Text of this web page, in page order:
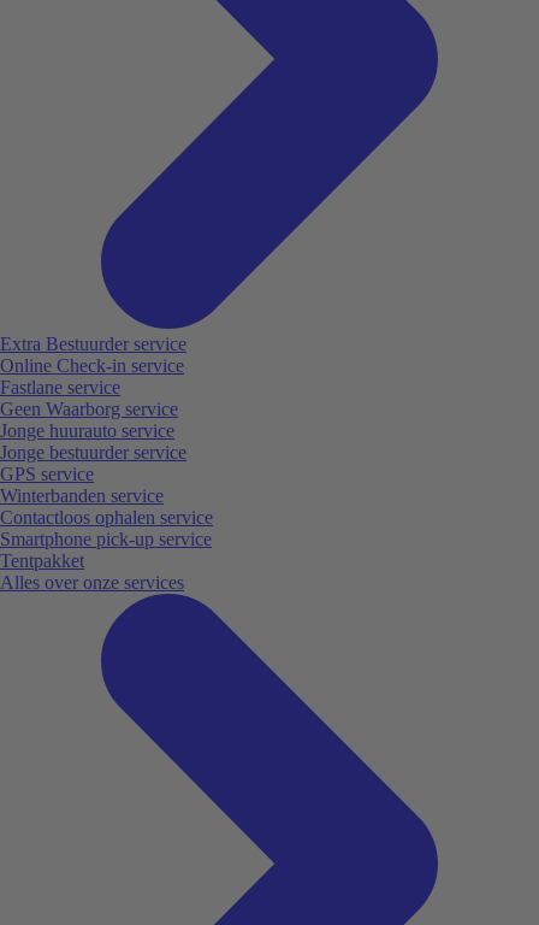
Extra Bestuurder service
Online Check-in service
Fastlane service
Geen Waarborg service
Jonge huurauto service
Jonge bestuurder service
GPS service
Winterbanden service
Contactloos ophalen service
Smartphone pick-up service
Tentpakket
Alles over onze services